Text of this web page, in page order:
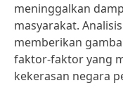
meninggalkan
masyarakat.
memberikan
faktor-faktor yang
kekerasan negara